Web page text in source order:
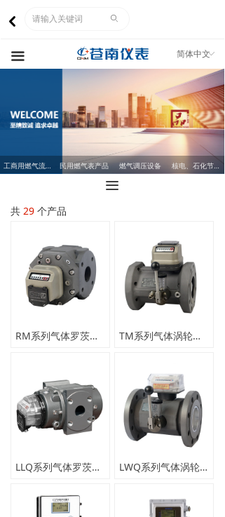
ꄙ
끀
网站首页
市场营销
企业文化
客服中心
ꀅ
简体中文
낒
工商用燃气流量计 民用燃气表产品 燃气调压设备 核电、石化节流装置
끀
共 29 个产品
RM系列气体罗茨流量计 TM系列气体涡轮流量计
LLQ系列气体罗茨流量计 LWQ系列气体涡轮流量计